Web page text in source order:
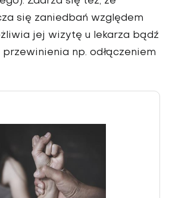
się zaniedbań względem
jej wizytę u lekarza bądź
przewinienia np. odłączeniem